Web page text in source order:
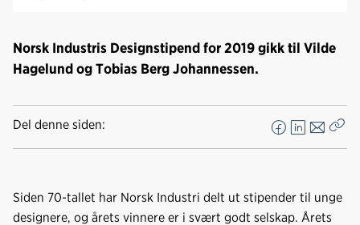
Norsk Industris Designstipend for 2019 gikk til Vilde
Hagelund og Tobias Berg Johannessen.
Del denne siden:
F
a
e
b
L
i
k
e
E
-
o
s
Siden 70-tallet har Norsk Industri delt ut stipender til unge
designere, og årets vinnere er i svært godt selskap. Årets